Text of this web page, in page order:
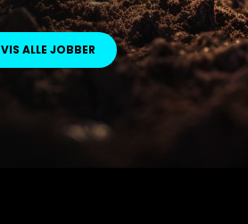
VIS ALLE JOBBER